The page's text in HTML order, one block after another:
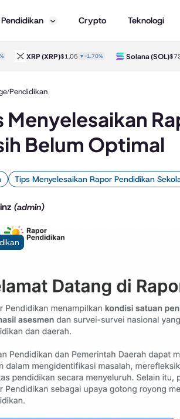
Pendidikan Crypto Teknologi
XRP(XRP)$1.05 ▼-1.70% Solana(SOL)
/Pendidikan
Menyelesaikan
Belum Optimal
Tips Menyelesaikan Rapor Pendidikan
(admin)